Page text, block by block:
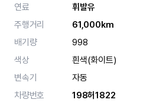
연료
휘발유
주행거리
61,000km
배기량
998
색상
흰색(화이트)
변속기
자동
차량번호
198허1822